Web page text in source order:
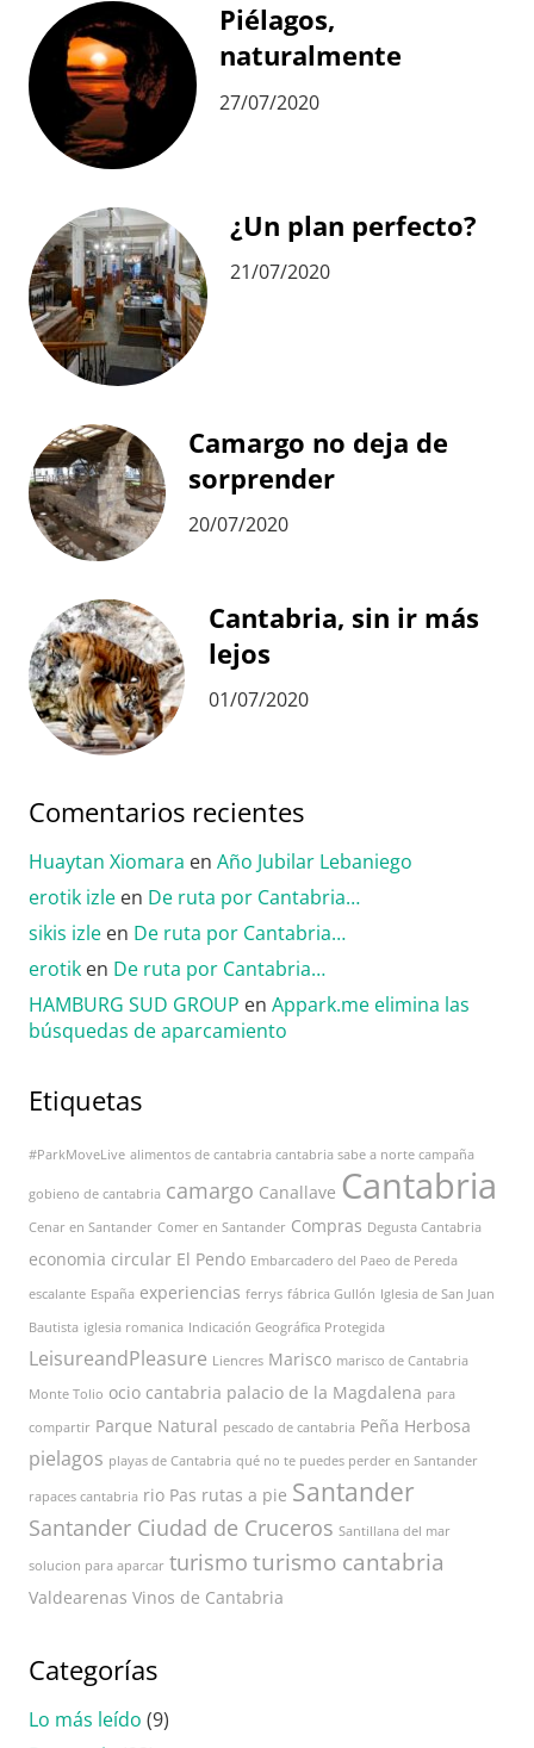
Piélagos,
naturalmente
27/07/2020
¿Un plan perfecto?
21/07/2020
Camargo no deja de
sorprender
20/07/2020
Cantabria, sin ir más
lejos
01/07/2020
Comentarios recientes
Huaytan Xiomara en Año Jubilar Lebaniego
erotik izle en De ruta por Cantabria…
sikis izle en De ruta por Cantabria…
erotik en De ruta por Cantabria…
HAMBURG SUD GROUP en Appark.me elimina las
búsquedas de aparcamiento
Etiquetas
#ParkMoveLive alimentos de cantabria cantabria sabe a norte campaña
gobieno de cantabria camargo Canallave Cantabria
Cenar en Santander Comer en Santander Compras Degusta Cantabria
economia circular El Pendo Embarcadero del Paeo de Pereda
escalante España experiencias ferrys fábrica Gullón Iglesia de San Juan
Bautista iglesia romanica Indicación Geográfica Protegida
LeisureandPleasure Liencres Marisco marisco de Cantabria
Monte Tolio ocio cantabria palacio de la Magdalena para
compartir Parque Natural pescado de cantabria Peña Herbosa
pielagos playas de Cantabria qué no te puedes perder en Santander
rapaces cantabria rio Pas rutas a pie Santander
Santander Ciudad de Cruceros Santillana del mar
solucion para aparcar turismo turismo cantabria
Valdearenas Vinos de Cantabria
Categorías
Lo más leído (9)